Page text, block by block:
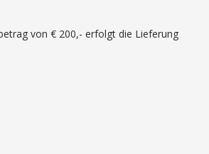
von € 200,- erfolgt die Lieferung